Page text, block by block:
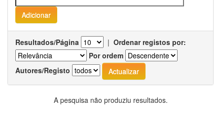
Resultados/Página | Ordenar registos por:
Por ordem
Autores/Registo
A pesquisa não produziu resultados.